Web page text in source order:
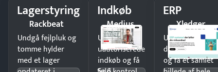
Lagerstyring
Rackbeat
Undgå fejlpluk og
tomme hylder
med et lager
Indkøb
Medius
Undgå
uautoriserede
indkøb og få
ERP
Xledger
Undgå
og få ét samlet